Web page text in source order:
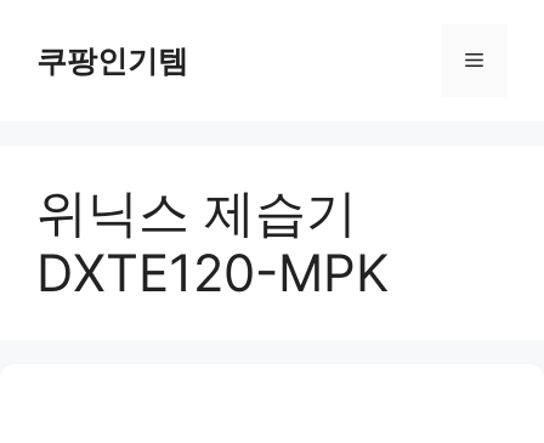
쿠팡인기템 메
위닉스 제습기
DXTE120-MPK